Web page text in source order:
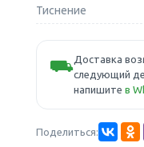
Тиснение
⛟Доставка
следующий
напишите в
Поделиться: